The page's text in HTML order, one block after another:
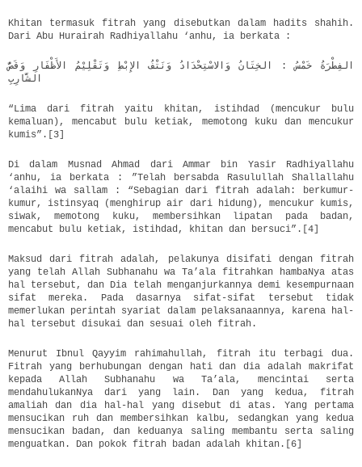
Khitan termasuk fitrah yang disebutkan dalam hadits shahih.
Dari Abu Hurairah Radhiyallahu ‘anhu, ia berkata :
الفِطْرَةُ خَمْسُ : الخِتَانُ وَالاسْتِحْدَادُ وَنَتْفُ الإِبْطِ وَتَقْلِيْمُ الأَظْفَارِ وَقَصُّ
الشَّارِبِ
“Lima dari fitrah yaitu khitan, istihdad (mencukur bulu
kemaluan), mencabut bulu ketiak, memotong kuku dan mencukur
kumis”.[3]
Di dalam Musnad Ahmad dari Ammar bin Yasir Radhiyallahu
‘anhu, ia berkata : ”Telah bersabda Rasulullah Shallallahu
‘alaihi wa sallam : “Sebagian dari fitrah adalah: berkumur-
kumur, istinsyaq (menghirup air dari hidung), mencukur kumis,
siwak, memotong kuku, membersihkan lipatan pada badan,
mencabut bulu ketiak, istihdad, khitan dan bersuci”.[4]
Maksud dari fitrah adalah, pelakunya disifati dengan fitrah
yang telah Allah Subhanahu wa Ta’ala fitrahkan hambaNya atas
hal tersebut, dan Dia telah menganjurkannya demi kesempurnaan
sifat mereka. Pada dasarnya sifat-sifat tersebut tidak
memerlukan perintah syariat dalam pelaksanaannya, karena hal-
hal tersebut disukai dan sesuai oleh fitrah.
Menurut Ibnul Qayyim rahimahullah, fitrah itu terbagi dua.
Fitrah yang berhubungan dengan hati dan dia adalah makrifat
kepada Allah Subhanahu wa Ta’ala, mencintai serta
mendahulukanNya dari yang lain. Dan yang kedua, fitrah
amaliah dan dia hal-hal yang disebut di atas. Yang pertama
mensucikan ruh dan membersihkan kalbu, sedangkan yang kedua
mensucikan badan, dan keduanya saling membantu serta saling
menguatkan. Dan pokok fitrah badan adalah khitan.[6]